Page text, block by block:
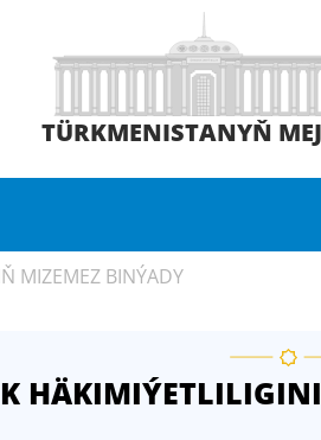
TÜRKMENISTANYŇ
MIZEMEZ BINÝADY